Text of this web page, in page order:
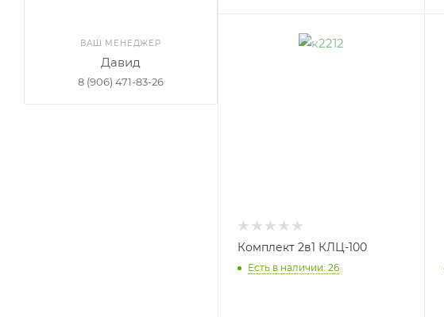
Комплект 2в1 КЛЦ-100
Есть в наличии: 26
ВАШ МЕНЕДЖЕР
Давид
8 (906) 471-83-26